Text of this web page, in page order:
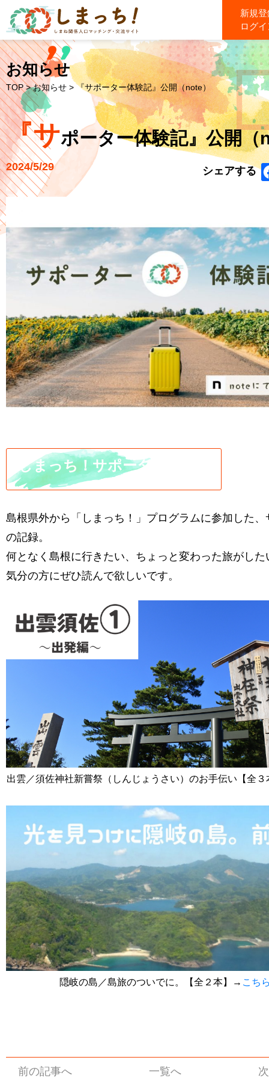
新規
ログ
お知らせ
TOP >お知らせ > 『サポーター体験記』公開（note）
『サポーター体験記』公開（
2024/5/29 シェアする
しまっち！サポーター体験記
島根県外から「しまっち！」プログラムに参加した、
の記録。
何となく島根に行きたい、ちょっと変わった旅がした
気分の方にぜひ読んで欲しいです。
出雲／須佐神社新嘗祭（しんじょうさい）のお手伝い【全
隠岐の島／島旅のついでに。【全２本】→ こち
前の記事へ 一覧へ